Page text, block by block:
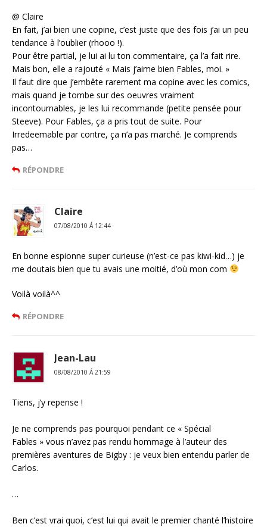
@ Claire
En fait, j’ai bien une copine, c’est juste que des fois j’ai un peu
tendance à l’oublier (rhooo !).
Pour être partial, je lui ai lu ton commentaire, ça l’a fait rire.
Mais bon, elle a rajouté « Mais j’aime bien Fables, moi. »
Il faut dire que j’embête rarement ma copine avec les comics,
mais quand je tombe sur des oeuvres vraiment
incontournables, je les lui recommande (petite pensée pour
Steeve). Pour Fables, ça a pris tout de suite. Pour
Irredeemable par contre, ça n’a pas marché. Je comprends
pas…
RÉPONDRE
Claire
07/08/2010 Á 12:44
En bonne espionne super curieuse (n’est-ce pas kiwi-kid…) je
me doutais bien que tu avais une moitié, d’où mon com
Voilà voilà^^
RÉPONDRE
Jean-Lau
08/08/2010 Á 21:59
Tiens, j’y repense !
Je ne comprends pas pourquoi pendant ce « Spécial
Fables » vous n’avez pas rendu hommage à l’auteur des
premières aventures de Bigby : je veux bien entendu parler de
Carlos.
…
Ben c’est vrai quoi, c’est lui qui avait le premier chanté l’histoire